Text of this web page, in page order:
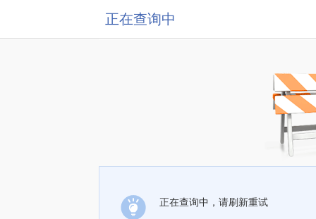
正在查询中
正在查询中，请刷新重试